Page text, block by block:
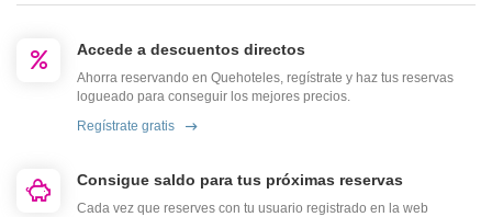
Accede a descuentos directos
Ahorra reservando en Quehoteles, regístrate y haz tus reservas
logueado para conseguir los mejores precios.
Regístrate gratis
Consigue saldo para tus próximas reservas
Cada vez que reserves con tu usuario registrado en la web